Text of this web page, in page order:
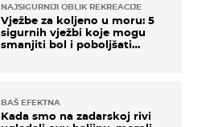
NAJSIGURNIJI OBLIK REKREACIJE
Vježbe za koljeno u moru: 5
sigurnih vježbi koje mogu
smanjiti bol i poboljšati
BAŠ EFEKTNA
Kada smo na zadarskoj rivi